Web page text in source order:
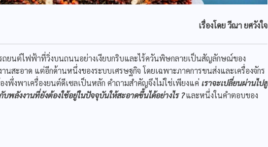
เรื่องโดย วีณา ยศวังใจ
ถยนต์ไฟฟ้าที่วิ่งบนถนนอย่างเงียบกริบและไร้ควันพิษกลายเป็นสัญลักษณ์ของ
สะอาด แต่อีกด้านหนึ่งของระบบเศรษฐกิจ โดยเฉพาะภาคการขนส่งและเครื่องจักร
พึ่งพาเครื่องยนต์ดีเซลเป็นหลัก คำถามสำคัญจึงไม่ใช่เพียงแค่ เราจะเปลี่ยนผ่านไปสู่
บพลังงานที่ยังต้องใช้อยู่ในปัจจุบันให้สะอาดขึ้นได้อย่างไร ?และหนึ่งในคำตอบของ